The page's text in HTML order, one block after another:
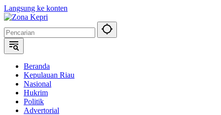
Langsung ke konten
Beranda
Kepulauan Riau
Nasional
Hukrim
Politik
Advertorial